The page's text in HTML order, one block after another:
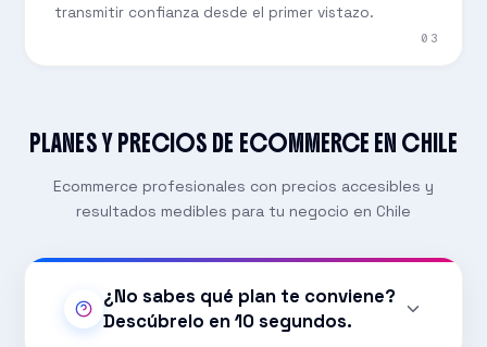
transmitir confianza desde el primer vistazo.
03
PLANES Y PRECIOS DE ECOMMERCE EN CHILE
Ecommerce profesionales con precios accesibles y
resultados medibles para tu negocio en Chile
¿No sabes qué plan te conviene?
Descúbrelo en 10 segundos.